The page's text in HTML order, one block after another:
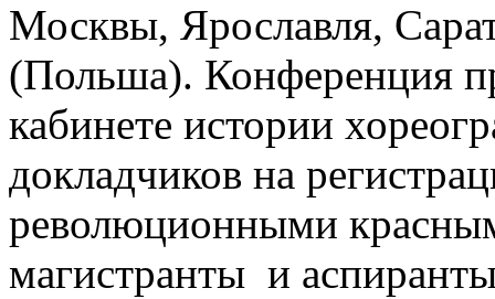
Москвы, Ярославля,
(Польша). Конференция
кабинете истории
докладчиков на
революционными
магистранты и